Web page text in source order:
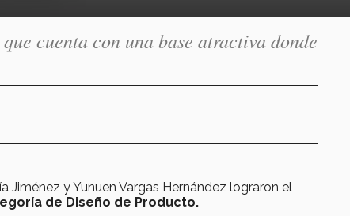
cuenta con una base atractiva donde
y Yunuen Vargas Hernández lograron el
de Diseño de Producto.